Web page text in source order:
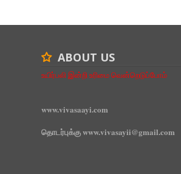
ABOUT US
உயிர்பலி இன்றி உரிமை வென்றெடுப்போம்
www.vivasaayi.com
தொடர்புக்கு www.vivasayii@gmail.com